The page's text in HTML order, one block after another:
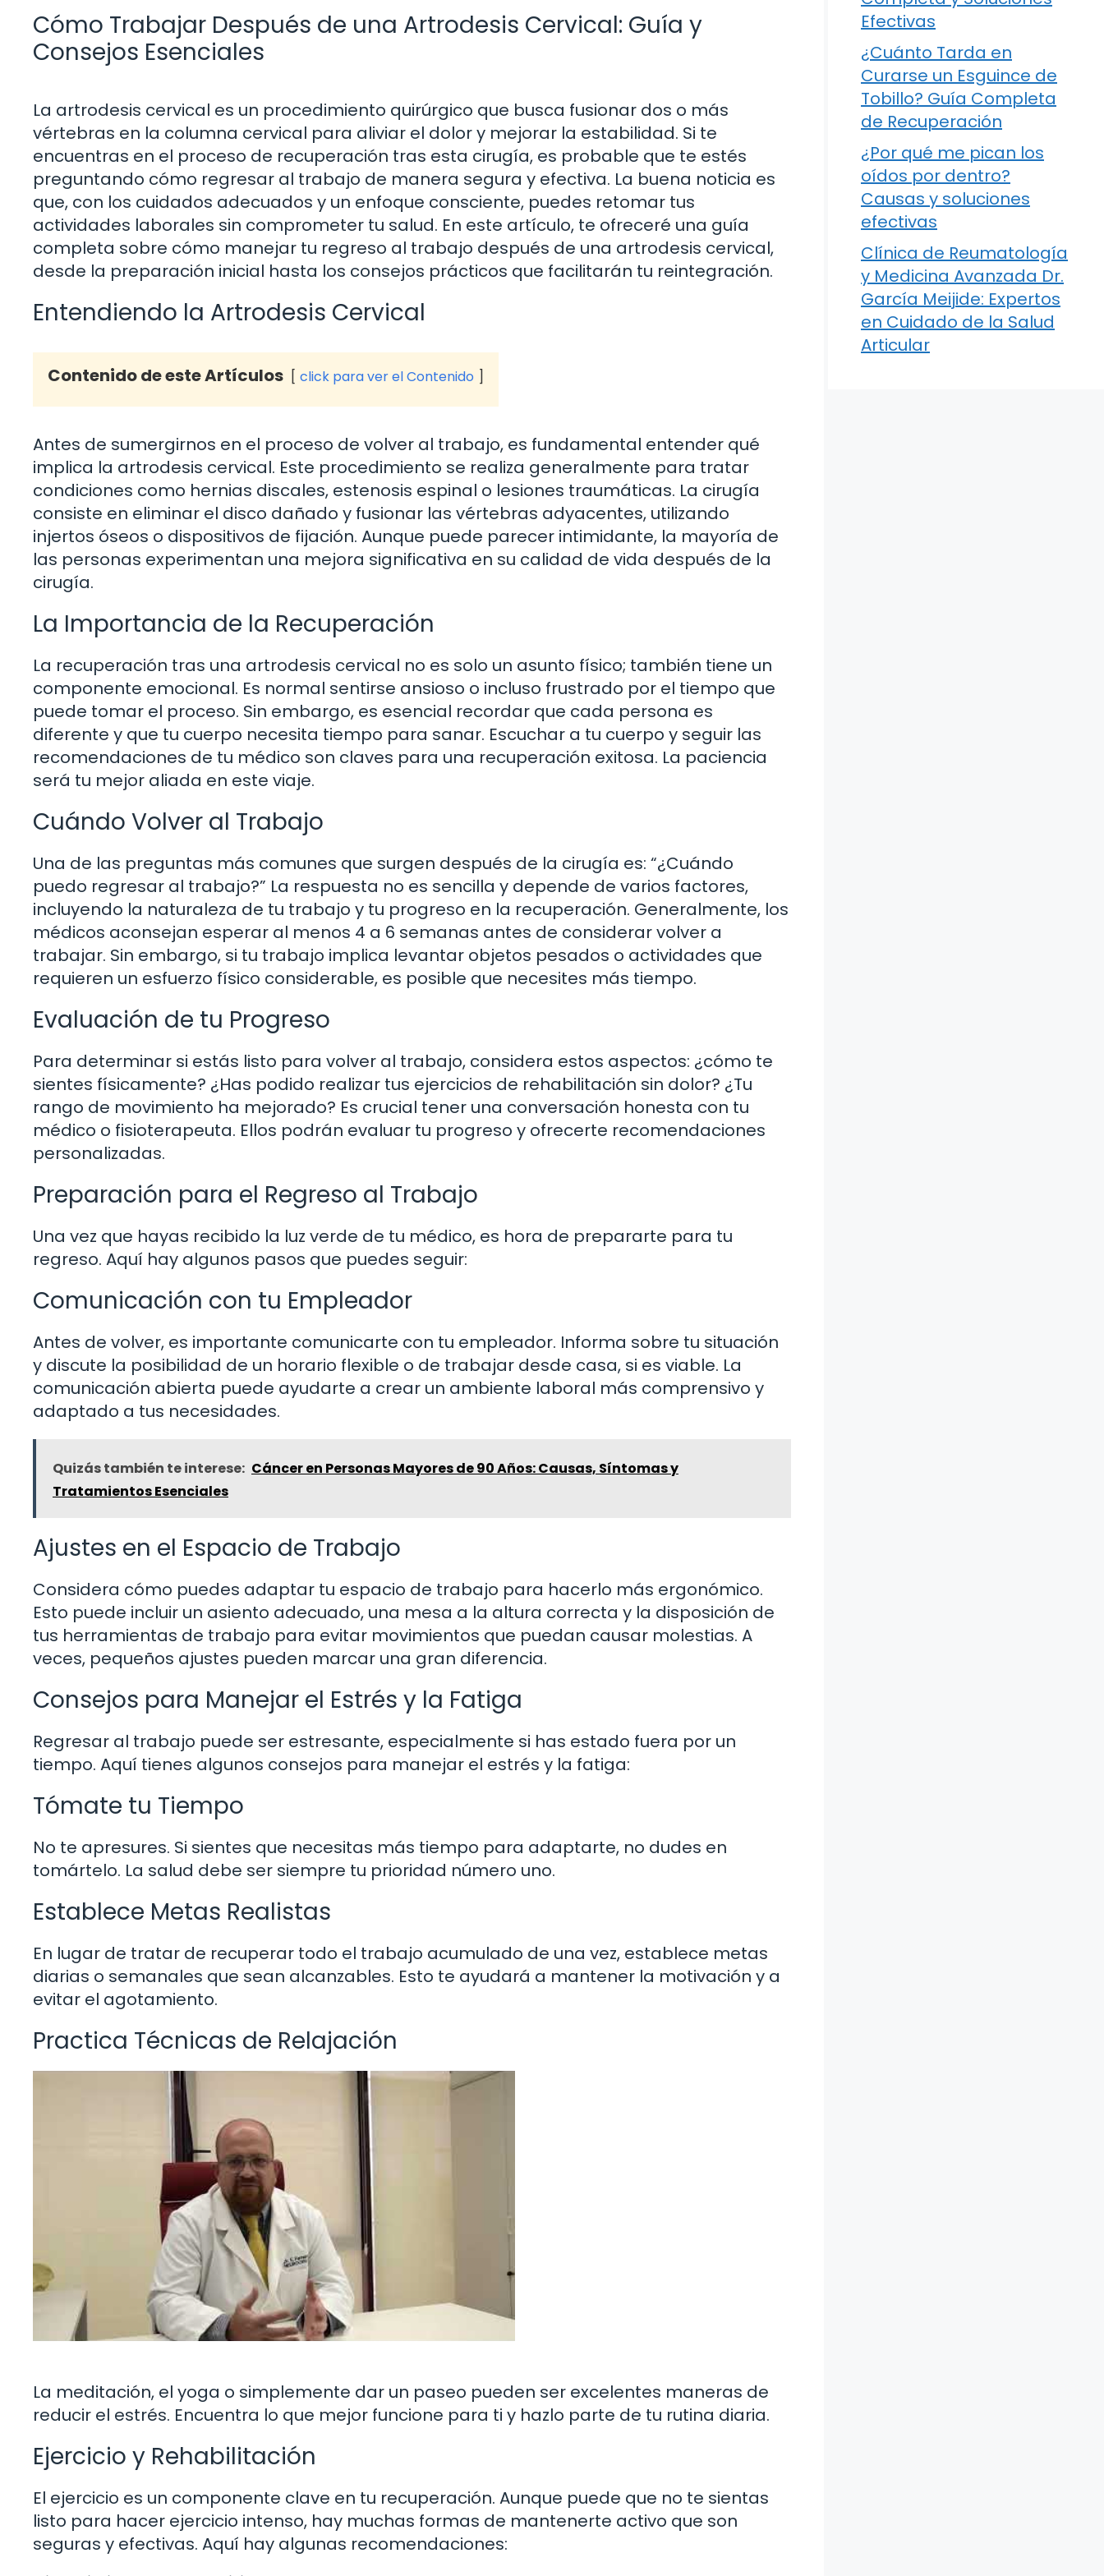
Cómo Trabajar Después de una Artrodesis Cervical: Guía y
Consejos Esenciales
La artrodesis cervical es un procedimiento quirúrgico que busca fusionar dos o más
vértebras en la columna cervical para aliviar el dolor y mejorar la estabilidad. Si te
encuentras en el proceso de recuperación tras esta cirugía, es probable que te estés
preguntando cómo regresar al trabajo de manera segura y efectiva. La buena noticia es
que, con los cuidados adecuados y un enfoque consciente, puedes retomar tus
actividades laborales sin comprometer tu salud. En este artículo, te ofreceré una guía
completa sobre cómo manejar tu regreso al trabajo después de una artrodesis cervical,
desde la preparación inicial hasta los consejos prácticos que facilitarán tu reintegración.
Entendiendo la Artrodesis Cervical
Contenido de este Artículos click para ver el Contenido
Antes de sumergirnos en el proceso de volver al trabajo, es fundamental entender qué
implica la artrodesis cervical. Este procedimiento se realiza generalmente para tratar
condiciones como hernias discales, estenosis espinal o lesiones traumáticas. La cirugía
consiste en eliminar el disco dañado y fusionar las vértebras adyacentes, utilizando
injertos óseos o dispositivos de fijación. Aunque puede parecer intimidante, la mayoría de
las personas experimentan una mejora significativa en su calidad de vida después de la
cirugía.
La Importancia de la Recuperación
La recuperación tras una artrodesis cervical no es solo un asunto físico; también tiene un
componente emocional. Es normal sentirse ansioso o incluso frustrado por el tiempo que
puede tomar el proceso. Sin embargo, es esencial recordar que cada persona es
diferente y que tu cuerpo necesita tiempo para sanar. Escuchar a tu cuerpo y seguir las
recomendaciones de tu médico son claves para una recuperación exitosa. La paciencia
será tu mejor aliada en este viaje.
Cuándo Volver al Trabajo
Una de las preguntas más comunes que surgen después de la cirugía es: “¿Cuándo
puedo regresar al trabajo?” La respuesta no es sencilla y depende de varios factores,
incluyendo la naturaleza de tu trabajo y tu progreso en la recuperación. Generalmente, los
médicos aconsejan esperar al menos 4 a 6 semanas antes de considerar volver a
trabajar. Sin embargo, si tu trabajo implica levantar objetos pesados o actividades que
requieren un esfuerzo físico considerable, es posible que necesites más tiempo.
Evaluación de tu Progreso
Para determinar si estás listo para volver al trabajo, considera estos aspectos: ¿cómo te
sientes físicamente? ¿Has podido realizar tus ejercicios de rehabilitación sin dolor? ¿Tu
rango de movimiento ha mejorado? Es crucial tener una conversación honesta con tu
médico o fisioterapeuta. Ellos podrán evaluar tu progreso y ofrecerte recomendaciones
personalizadas.
Preparación para el Regreso al Trabajo
Una vez que hayas recibido la luz verde de tu médico, es hora de prepararte para tu
regreso. Aquí hay algunos pasos que puedes seguir:
Comunicación con tu Empleador
Antes de volver, es importante comunicarte con tu empleador. Informa sobre tu situación
y discute la posibilidad de un horario flexible o de trabajar desde casa, si es viable. La
comunicación abierta puede ayudarte a crear un ambiente laboral más comprensivo y
adaptado a tus necesidades.
Quizás también te interese: Cáncer en Personas Mayores de 90 Años: Causas, Síntomas y
Tratamientos Esenciales
Ajustes en el Espacio de Trabajo
Considera cómo puedes adaptar tu espacio de trabajo para hacerlo más ergonómico.
Esto puede incluir un asiento adecuado, una mesa a la altura correcta y la disposición de
tus herramientas de trabajo para evitar movimientos que puedan causar molestias. A
veces, pequeños ajustes pueden marcar una gran diferencia.
Consejos para Manejar el Estrés y la Fatiga
Regresar al trabajo puede ser estresante, especialmente si has estado fuera por un
tiempo. Aquí tienes algunos consejos para manejar el estrés y la fatiga:
Tómate tu Tiempo
No te apresures. Si sientes que necesitas más tiempo para adaptarte, no dudes en
tomártelo. La salud debe ser siempre tu prioridad número uno.
Establece Metas Realistas
En lugar de tratar de recuperar todo el trabajo acumulado de una vez, establece metas
diarias o semanales que sean alcanzables. Esto te ayudará a mantener la motivación y a
evitar el agotamiento.
Practica Técnicas de Relajación
La meditación, el yoga o simplemente dar un paseo pueden ser excelentes maneras de
reducir el estrés. Encuentra lo que mejor funcione para ti y hazlo parte de tu rutina diaria.
Ejercicio y Rehabilitación
El ejercicio es un componente clave en tu recuperación. Aunque puede que no te sientas
listo para hacer ejercicio intenso, hay muchas formas de mantenerte activo que son
seguras y efectivas. Aquí hay algunas recomendaciones:
Efectivas
¿Cuánto Tarda en
Curarse un Esguince de
Tobillo? Guía Completa
de Recuperación
¿Por qué me pican los
oídos por dentro?
Causas y soluciones
efectivas
Clínica de Reumatología
y Medicina Avanzada Dr.
García Meijide: Expertos
en Cuidado de la Salud
Articular